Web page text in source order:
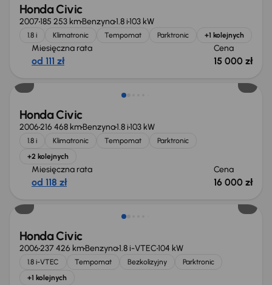
Honda Civic
2007185 253 kmBenzyna1.8 i103 kW
1.8 i Klimatronic Tempomat Parktronic +1 kolejnych
Miesięczna rata
od 111 zł
Cena
15 000 zł
Honda Civic
2006216 468 kmBenzyna1.8 i103 kW
1.8 i Klimatronic Tempomat
Parktronic
+2 kolejnych
Miesięczna rata
od 118 zł
Cena
16 000 zł
Honda Civic
2006237 426 kmBenzyna1.8 i-VTEC104 kW
1.8 i-VTEC Tempomat Bezkolizyjny
Parktronic
+1 kolejnych